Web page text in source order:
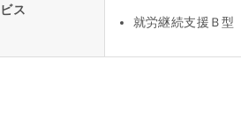
ス
就労継続支援Ｂ型